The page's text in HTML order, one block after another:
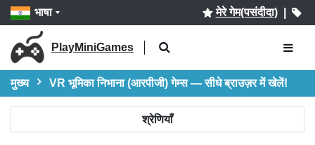
भाषा मेरे गेम(पसंदीदा)|
PlayMiniGames
मुख्य VR भूमिका निभाना (आरपीजी) गेम्स — सीधे ब्राउज़र में खेलें!
श्रेणियाँ